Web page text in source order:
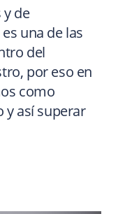
y de
una de las
del
por eso en
como
y así superar